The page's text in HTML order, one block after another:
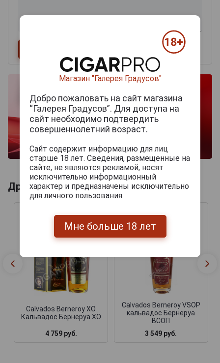
Другие продукты бренда BERNEROY
Calvados Berneroy XO
Кальвадос Бернеруа ХО
4 759 руб.
Calvados Berneroy VSOP
кальвадос Бернеруа
ВСОП
3 549 руб.
Магазин "Галерея Градусов"
Добро пожаловать на сайт магазина
“Галерея Градусов”. Для доступа на
сайт необходимо подтвердить
совершеннолетний возраст.
Сайт содержит информацию для лиц
старше 18 лет. Сведения, размещенные на
сайте, не являются рекламой, носят
исключительно информационный
характер и предназначены исключительно
для личного пользования.
Мне больше 18 лет